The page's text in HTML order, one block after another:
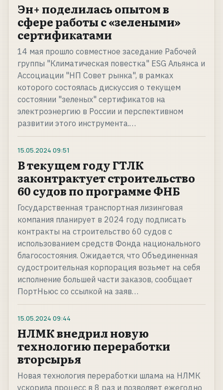
Эн+ поделилась опытом в
сфере работы с «зелеными»
сертификатами
14 мая прошло совместное заседание Рабочей
группы "Климатическая повестка" ESG Альянса и
Ассоциации "НП Совет рынка", в рамках
которого состоялась дискуссия о текущем
состоянии "зеленых" сертификатов на
электроэнергию в России и перспективном
развитии этого инструмента.…
15.05.2024 09:51
В текущем году ГТЛК
законтрактует строительство
60 судов по программе ФНБ
Государственная транспортная лизинговая
компания планирует в 2024 году подписать
контракты на строительство 60 судов с
использованием средств Фонда национального
благосостояния. Ожидается, что Объединенная
судостроительная корпорация возьмет на себя
исполнение большей части заказов, сообщает
ПортНьюс со ссылкой на заяв…
15.05.2024 09:44
НЛМК внедрил новую
технологию переработки
вторсырья
Новая технология переработки шлама на НЛМК
ускорила процесс в 8 раз и позволяет ежегодно